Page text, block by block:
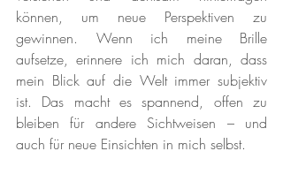
können, um neue Perspektiven zu
gewinnen. Wenn ich meine Brille
aufsetze, erinnere ich mich daran, dass
mein Blick auf die Welt immer subjektiv
ist. Das macht es spannend, offen zu
bleiben für andere Sichtweisen – und
auch für neue Einsichten in mich selbst.